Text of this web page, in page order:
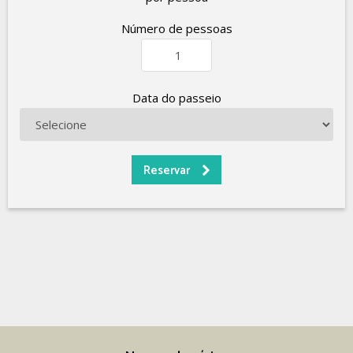
Número de pessoas
Data do passeio